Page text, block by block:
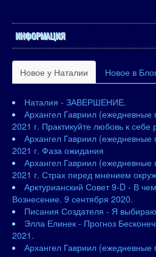
ИНФОРМАЦИЯ
Новое у Наталии Новое в
Наталия - ЗАВЕРШЕНИЕ.
Архангел Гавриил (ежедневные
2021 г. Практикуйте любовь к себе
Архангел Гавриил (ежедневные
2021 г. Фаза ожидания
Архангел Гавриил (ежедневные
2021 г. Страх перед мнением
Арктурианский Совет 9-D - В
Вознесение. 9 сентября 2020.
Писания Создателя - Я
Элла Елинек - Прогноз
2021.
Архангел Гавриил (ежедневные